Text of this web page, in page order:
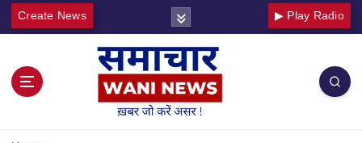
Create News ▶ Play Radio